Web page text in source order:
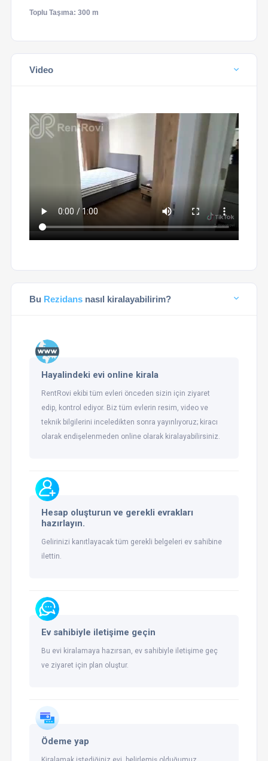
Toplu Taşıma: 300 m
Video
Bu Rezidans nasıl kiralayabilirim?
Hayalindeki evi online kirala
RentRovi ekibi tüm evleri önceden sizin için ziyaret
edip, kontrol ediyor. Biz tüm evlerin resim, video ve
teknik bilgilerini inceledikten sonra yayınlıyoruz; kiracı
olarak endişelenmeden online olarak kiralayabilirsiniz.
Hesap oluşturun ve gerekli evrakları
hazırlayın.
Gelirinizi kanıtlayacak tüm gerekli belgeleri ev sahibine
ilettin.
Ev sahibiyle iletişime geçin
Bu evi kiralamaya hazırsan, ev sahibiyle iletişime geç
ve ziyaret için plan oluştur.
Ödeme yap